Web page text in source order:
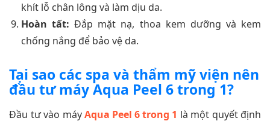
khít lỗ chân lông và làm dịu da.
Hoàn tất: Đắp mặt nạ, thoa kem dưỡng và kem
chống nắng để bảo vệ da.
Tại sao các spa và thẩm mỹ viện nên
đầu tư máy Aqua Peel 6 trong 1?
Đầu tư vào máyAqua Peel 6 trong 1 là một quyết định